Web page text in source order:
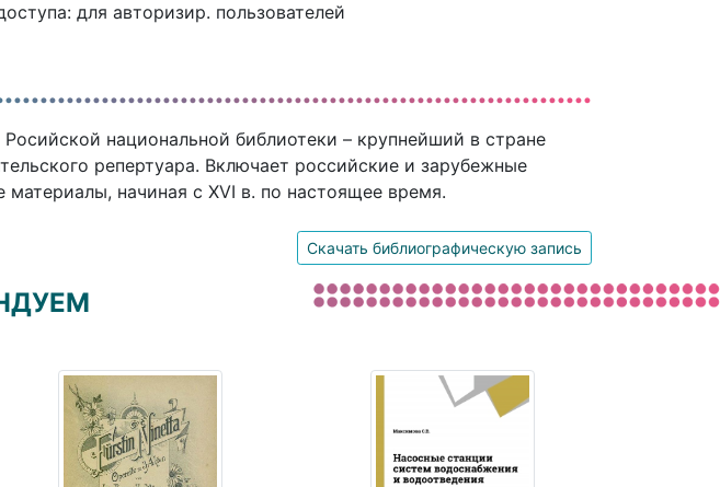
для авторизир. пользователей
национальной библиотеки – крупнейший в стране
репертуара. Включает российские и зарубежные
начиная с XVI в. по настоящее время.
Скачать библиографическую запись